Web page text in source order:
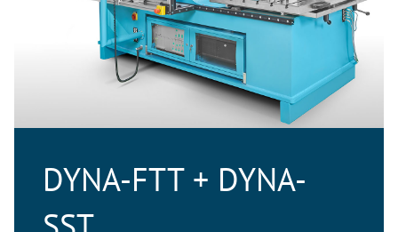
DYNA-FTT + DYNA-